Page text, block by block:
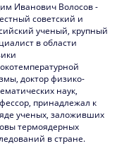
вклад в
Иванович Волосов -
советский и
ученый, крупный
в области
доктор физико-
наук,
принадлежал к
ученых, заложивших
термоядерных
в стране.